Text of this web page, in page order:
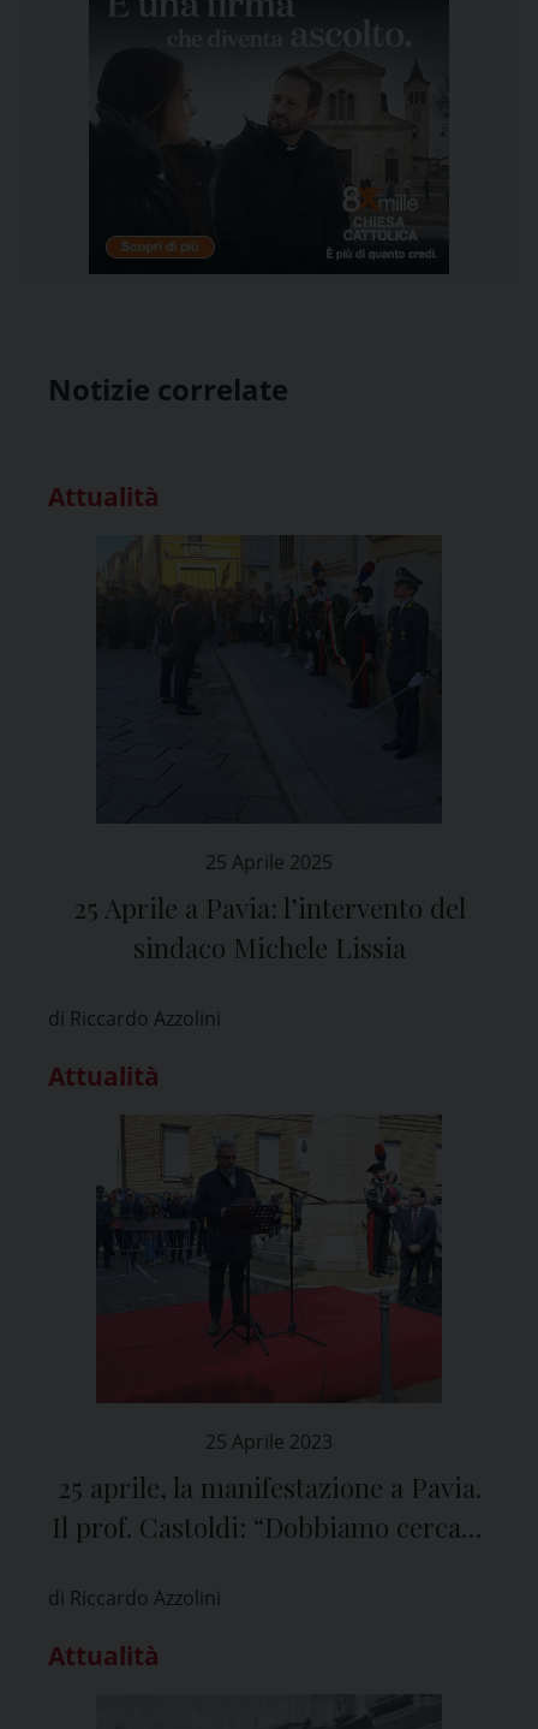
Notizie correlate
Attualità
25 Aprile 2025
25 Aprile a Pavia: l’intervento del
sindaco Michele Lissia
di Riccardo Azzolini
Attualità
25 Aprile 2023
25 aprile, la manifestazione a Pavia.
Il prof. Castoldi: “Dobbiamo cercare
responsabili”
di Riccardo Azzolini
Attualità